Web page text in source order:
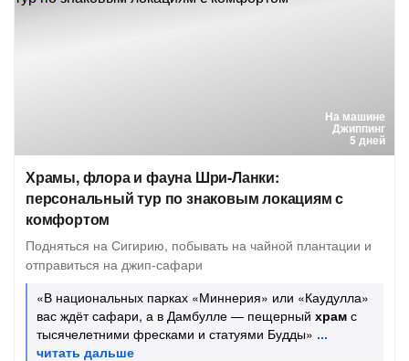
На машине
Джиппинг
5 дней
Храмы, флора и фауна Шри-Ланки:
персональный тур по знаковым локациям с
комфортом
Подняться на Сигирию, побывать на чайной плантации и
отправиться на джип-сафари
«В национальных парках «Миннерия» или «Каудулла»
вас ждёт сафари, а в Дамбулле — пещерный храм с
тысячелетними фресками и статуями Будды»